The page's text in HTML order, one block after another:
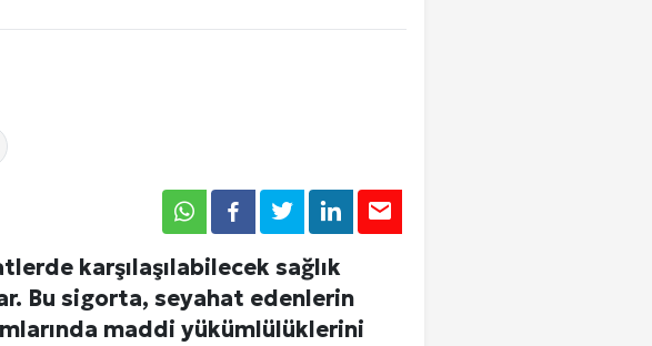
karşılaşılabilecek sağlık
Bu sigorta, seyahat edenlerin
maddi yükümlülüklerini
Giriş Yap